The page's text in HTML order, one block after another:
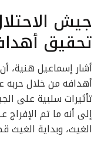
جيش
تحقيق
أشار إسماعيل هنية،
أهدافه من خلال حربه
تأثيرات سلبية على
إلى أنه ما تم
الغيث، وبداية الغيث